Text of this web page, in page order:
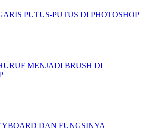
PUTUS-PUTUS DI PHOTOSHOP
MENJADI BRUSH DI
DAN FUNGSINYA